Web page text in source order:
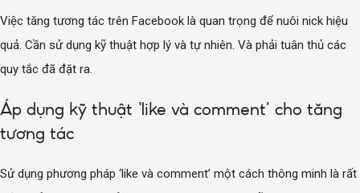
Việc tăng tương tác trên Facebook là quan trọng để nuôi nick hiệu
quả. Cần sử dụng kỹ thuật hợp lý và tự nhiên. Và phải tuân thủ các
quy tắc đã đặt ra.
Áp dụng kỹ thuật ‘like và comment’ cho tăng
tương tác
Sử dụng phương pháp ‘like và comment’ một cách thông minh là rất